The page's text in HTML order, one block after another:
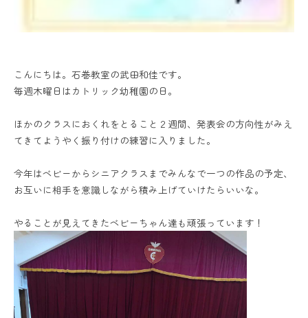
こんにちは。石巻教室の武田和佳です。
毎週木曜日はカトリック幼稚園の日。
ほかのクラスにおくれをとること２週間、発表会の方向性がみえ
てきてようやく振り付けの練習に入りました。
今年はベビーからシニアクラスまでみんなで一つの作品の予定、
お互いに相手を意識しながら積み上げていけたらいいな。
やることが見えてきたベビーちゃん達も頑張っています！